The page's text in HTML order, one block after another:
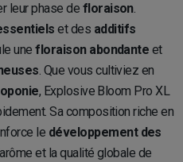
leur phase de floraison.
et des additifs
unefloraison abondante et
. Que vous cultiviez en
, Explosive Bloom Pro XL
Sa composition riche en
le développement des
et la qualité globale de